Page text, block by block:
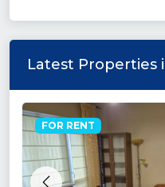
Latest Properties
FOR RENT